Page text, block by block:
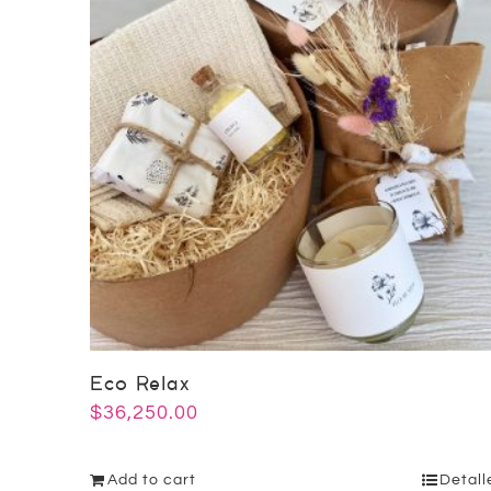
Eco Relax
$36,250.00
Add to cart